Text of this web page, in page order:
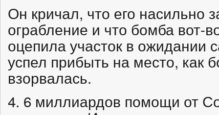
Он кричал, что его насильно
ограбление и что бомба вот-
оцепила участок в ожидании
успел прибыть на место, как
взорвалась.
4. 6 миллиардов помощи от